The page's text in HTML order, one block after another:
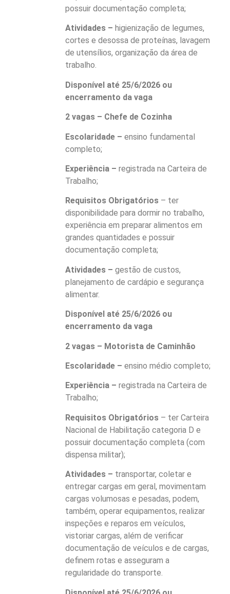
possuir documentação completa;
Atividades – higienização de legumes,
cortes e desossa de proteínas, lavagem
de utensílios, organização da área de
trabalho.
Disponível até 25/6/2026 ou
encerramento da vaga
2 vagas – Chefe de Cozinha
Escolaridade – ensino fundamental
completo;
Experiência –registrada na Carteira de
Trabalho;
Requisitos Obrigatórios – ter
disponibilidade para dormir no trabalho,
experiência em preparar alimentos em
grandes quantidades e possuir
documentação completa;
Atividades –gestão de custos,
planejamento de cardápio e segurança
alimentar.
Disponível até 25/6/2026 ou
encerramento da vaga
2 vagas – Motorista de Caminhão
Escolaridade – ensino médio completo;
Experiência –registrada na Carteira de
Trabalho;
Requisitos Obrigatórios – ter Carteira
Nacional de Habilitação categoria D e
possuir documentação completa (com
dispensa militar);
Atividades – transportar, coletar e
entregar cargas em geral, movimentam
cargas volumosas e pesadas, podem,
também, operar equipamentos, realizar
inspeções e reparos em veículos,
vistoriar cargas, além de verificar
documentação de veículos e de cargas,
definem rotas e asseguram a
regularidade do transporte.